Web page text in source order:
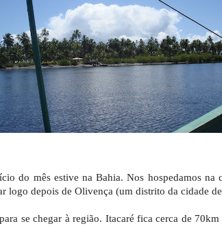
do mês estive na Bahia. Nos hospedamos na
logo depois de Olivença (um distrito da cidade
se chegar à região. Itacaré fica cerca de